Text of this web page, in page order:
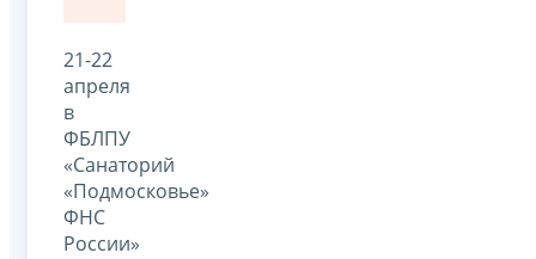
21-22
апреля
в
ФБЛПУ
«Санаторий
«Подмосковье»
ФНС
России»